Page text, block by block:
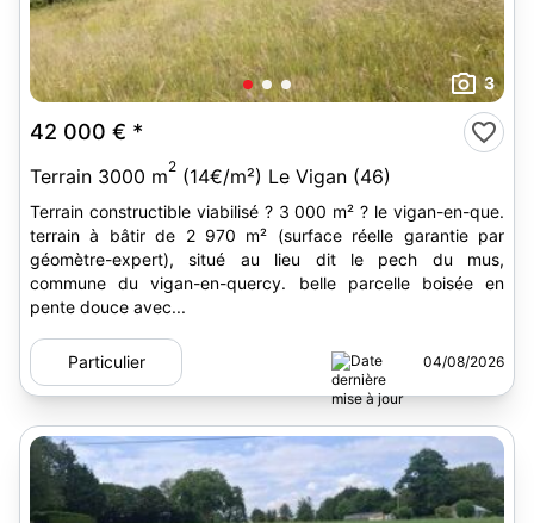
3
42 000 € *
Terrain 3000 m2 (14€/m²) Le Vigan (46)
Terrain constructible viabilisé ? 3 000 m² ? le vigan-en-que.
terrain à bâtir de 2 970 m² (surface réelle garantie par
géomètre-expert), situé au lieu dit le pech du mus,
commune du vigan-en-quercy. belle parcelle boisée en
pente douce avec...
Particulier 04/08/2026